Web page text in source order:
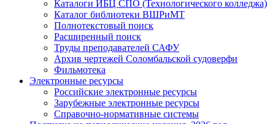
Каталоги ИБЦ СПО (Технологического колледжа)
Каталог библиотеки ВШРиМТ
Полнотекстовый поиск
Расширенный поиск
Труды преподавателей САФУ
Архив чертежей Соломбальской судоверфи
Фильмотека
Электронные ресурсы
Российские электронные ресурсы
Зарубежные электронные ресурсы
Справочно-нормативные системы